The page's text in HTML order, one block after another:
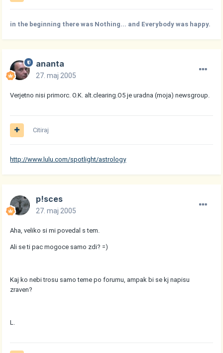
in the beginning there was Nothing... and Everybody was happy.
ananta
27. maj 2005
Verjetno nisi primorc. O.K. alt.clearing.O5 je uradna (moja) newsgroup.
Citiraj
http://www.lulu.com/spotlight/astrology
p!sces
27. maj 2005
Aha, veliko si mi povedal s tem.
Ali se ti pac mogoce samo zdi? =)
Kaj ko nebi trosu samo teme po forumu, ampak bi se kj napisu
zraven?
L.